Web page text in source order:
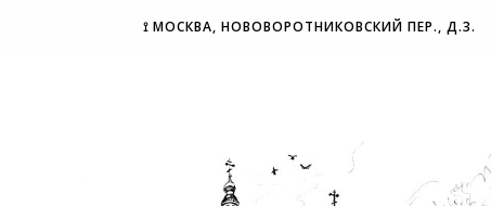
⟟ МОСКВА, НОВОВОРОТНИКОВСКИЙ ПЕР., Д.3.